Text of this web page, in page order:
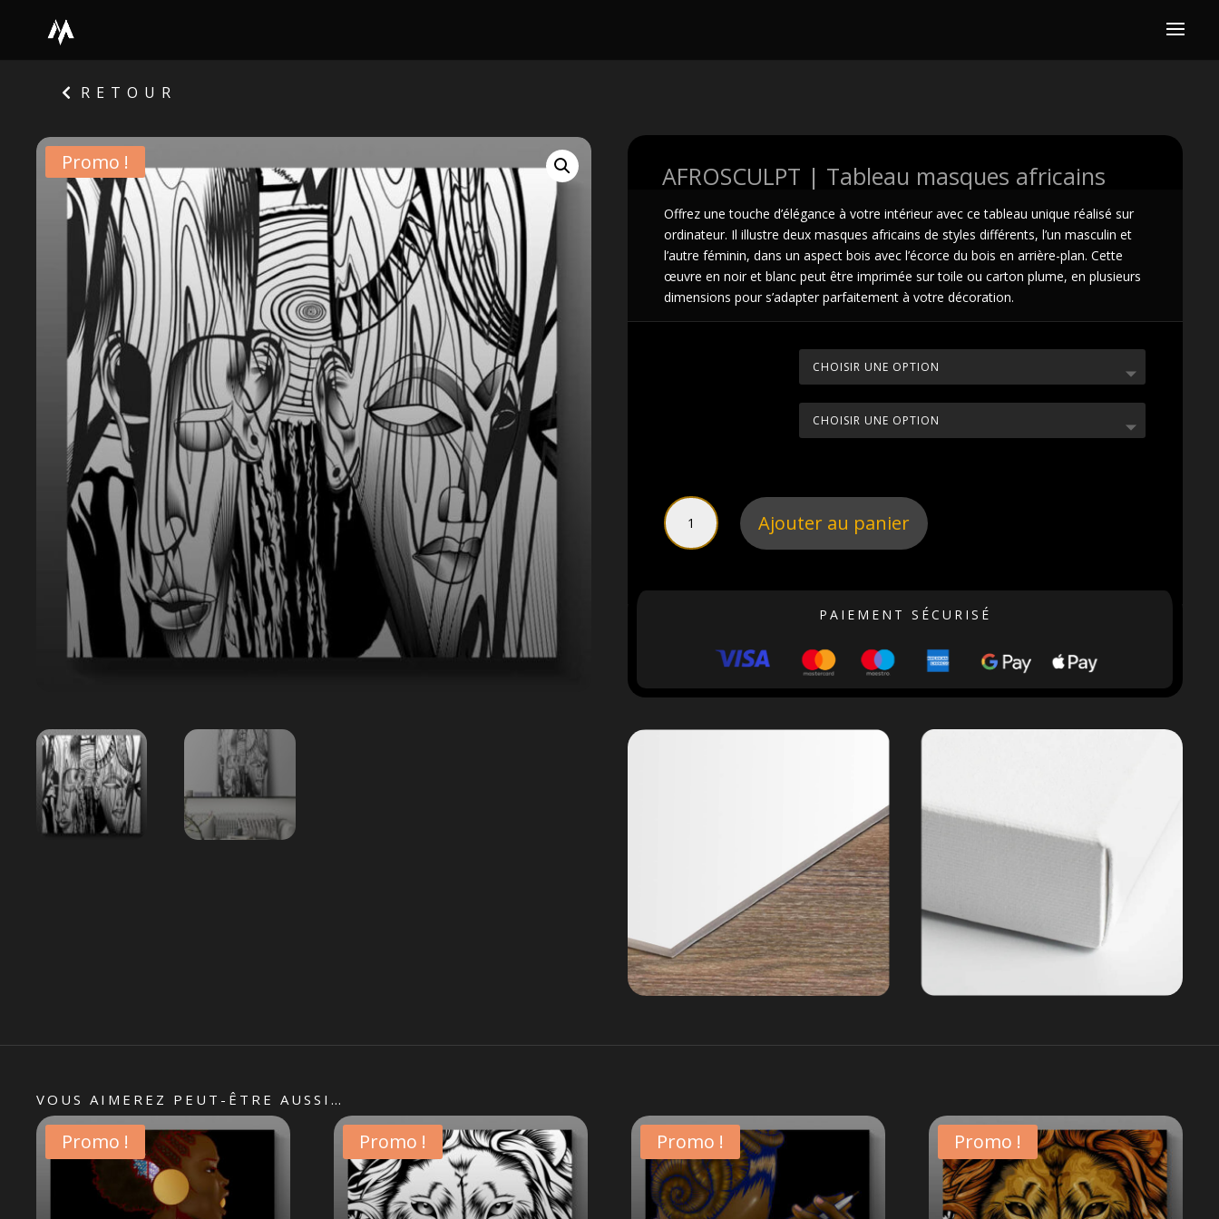
RETOUR
Promo ! AFROSCULPT | Tableau masques africains
Offrez une touche d’élégance à votre intérieur avec ce tableau unique réalisé sur
ordinateur. Il illustre deux masques africains de styles différents, l’un masculin et
l’autre féminin, dans un aspect bois avec l’écorce du bois en arrière-plan. Cette
œuvre en noir et blanc peut être imprimée sur toile ou carton plume, en plusieurs
dimensions pour s’adapter parfaitement à votre décoration.
QUANTITÉ
DE
AFROSCULPT
TABLEAU
Ajouter au panier
PAIEMENT SÉCURISÉ
VOUS AIMEREZ PEUT-ÊTRE AUSSI…
Promo ! Promo ! Promo ! Promo !